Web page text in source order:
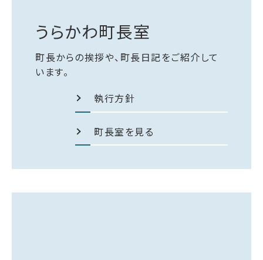
うらかわ町長室
町長からの挨拶や、町長日記をご紹介して
います。
執行方針
町長室を見る